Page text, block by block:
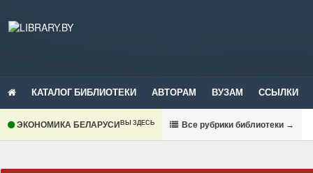
КАТАЛОГ БИБЛИОТЕКИ АВТОРАМ ВУЗАМ ССЫЛКИ
ЭКОНОМИКА БЕЛАРУСИВЫ ЗДЕСЬ Все рубрики библиотеки →